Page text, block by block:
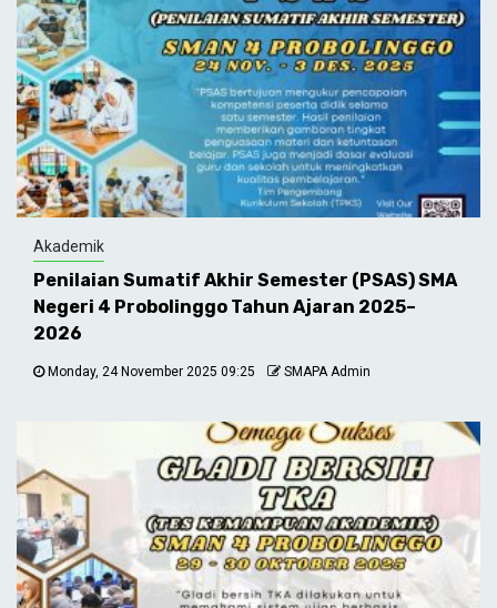
Akademik
Penilaian Sumatif Akhir Semester (PSAS) SMA
Negeri 4 Probolinggo Tahun Ajaran 2025–
2026
Monday, 24 November 2025 09:25 SMAPA Admin